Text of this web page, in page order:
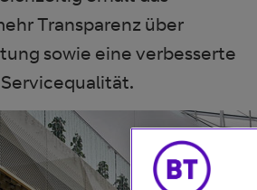
Transparenz über
sowie eine verbesserte